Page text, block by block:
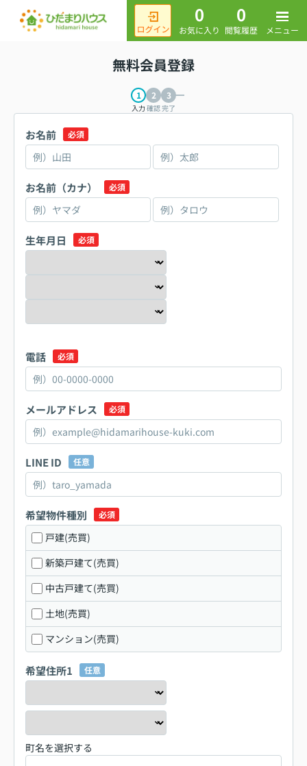
0
お気に入り
0
閲覧履歴 メニュー
無料会員登録
入力 確認完了
お名前 必須
お名前（カナ） 必須
生年月日 必須
電話 必須
メールアドレス 必須
LINE ID 任意
希望物件種別 必須
戸建(売買)
新築戸建て(売買)
中古戸建て(売買)
土地(売買)
マンション(売買)
希望住所1 任意
町名を選択する